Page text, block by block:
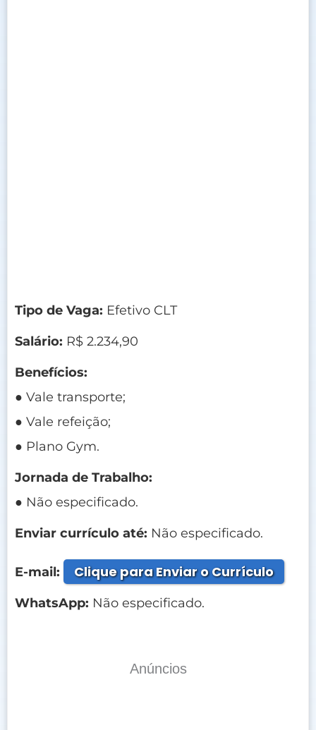
Tipo de Vaga: Efetivo CLT
Salário: R$ 2.234,90
Benefícios:
● Vale transporte;
● Vale refeição;
● Plano Gym.
Jornada de Trabalho:
● Não especificado.
Enviar currículo até: Não especificado.
E-mail: Clique para Enviar o Currículo
WhatsApp: Não especificado.
Anúncios